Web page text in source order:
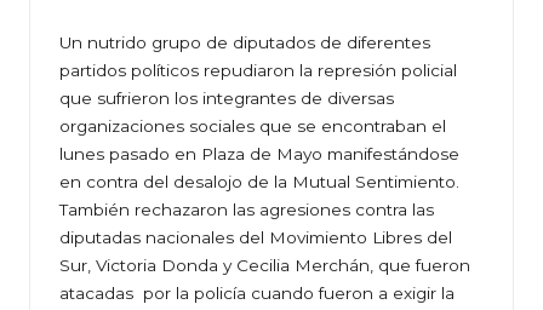
Un nutrido grupo de diputados de diferentes
partidos políticos repudiaron la represión policial
que sufrieron los integrantes de diversas
organizaciones sociales que se encontraban el
lunes pasado en Plaza de Mayo manifestándose
en contra del desalojo de la Mutual Sentimiento.
También rechazaron las agresiones contra las
diputadas nacionales del Movimiento Libres del
Sur, Victoria Donda y Cecilia Merchán, que fueron
atacadas por la policía cuando fueron a exigir la